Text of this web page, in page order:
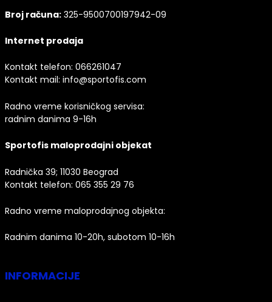
Broj računa: 325-9500700197942-09
Internet prodaja
Kontakt telefon: 066261047
Kontakt mail: info@sportofis.com
Radno vreme korisničkog servisa:
radnim danima 9-16h
Sportofis maloprodajni objekat
Radnička 39; 11030 Beograd
Kontakt telefon: 065 355 29 76
Radno vreme maloprodajnog objekta:
Radnim danima 10-20h, subotom 10-16h
INFORMACIJE